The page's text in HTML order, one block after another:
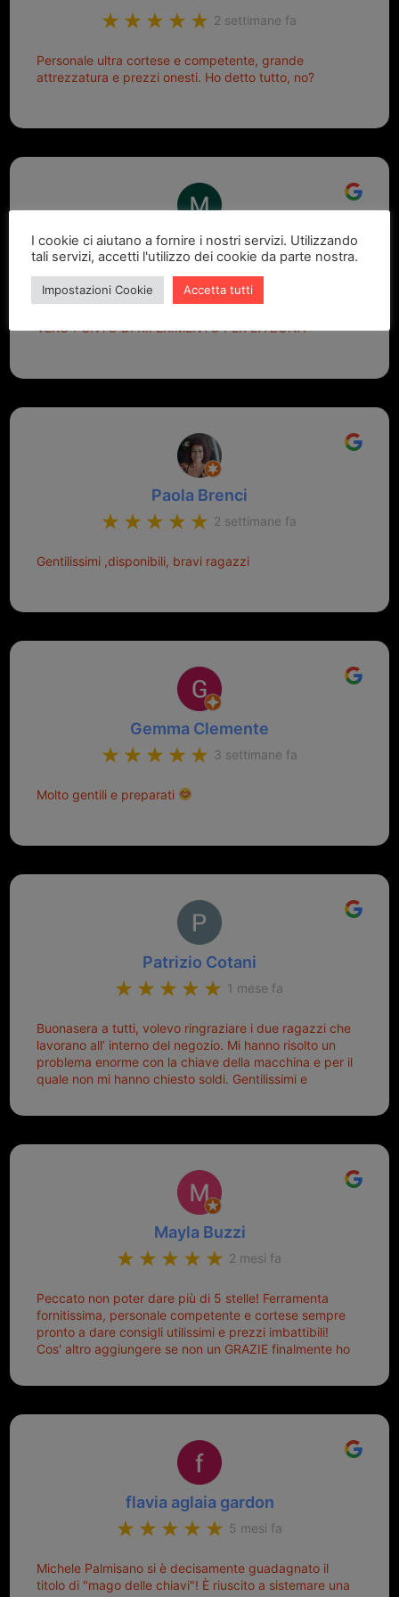
2 settimane fa
Personale ultra cortese e competente, grande
attrezzatura e prezzi onesti. Ho detto tutto, no?
Marcello Dastoli
VERO PUNTO DI RIFERIMENTO PER LA ZONA
Paola Brenci
2 settimane fa
Gentilissimi ,disponibili, bravi ragazzi
Gemma Clemente
3 settimane fa
Molto gentili e preparati
Patrizio Cotani
1 mese fa
Buonasera a tutti, volevo ringraziare i due ragazzi che
lavorano all’ interno del negozio. Mi hanno risolto un
problema enorme con la chiave della macchina e per il
quale non mi hanno chiesto soldi. Gentilissimi e
Sicuramente tornerò qui per qualsiasi altro problema.
Mayla Buzzi
2 mesi fa
Peccato non poter dare più di 5 stelle! Ferramenta
fornitissima, personale competente e cortese sempre
pronto a dare consigli utilissimi e prezzi imbattibili!
Cos' altro aggiungere se non un GRAZIE finalmente ho
mio riferimento. Ah dimenticavo...da loro sono riuscita
Top top top!!!
flavia aglaia gardon
5 mesi fa
Michele Palmisano si è decisamente guadagnato il
titolo di "mago delle chiavi"! È riuscito a sistemare una
I cookie ci aiutano a fornire i nostri servizi. Utilizzando
tali servizi, accetti l'utilizzo dei cookie da parte nostra.
Impostazioni Cookie Accetta tutti